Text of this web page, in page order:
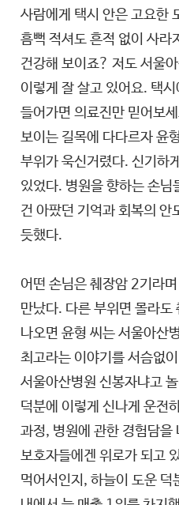
사람에게 택시 안은 고요한
흠뻑 적셔도 흔적 없이 사라
건강해 보이죠? 저도 서울
이렇게 잘 살고 있어요. 택
들어가면 의료진만 믿어보
보이는 길목에 다다르자 윤
부위가 욱신거렸다. 신기하
있었다. 병원을 향하는 손님
건 아팠던 기억과 회복의 안
듯했다.
어떤 손님은 췌장암 2기라
만났다. 다른 부위면 몰라도
나오면 윤형 씨는 서울아산
최고라는 이야기를 서슴없
서울아산병원 신봉자냐고
덕분에 이렇게 신나게 운전
과정, 병원에 관한 경험담을
보호자들에겐 위로가 되고
먹어서인지, 하늘이 도운 덕